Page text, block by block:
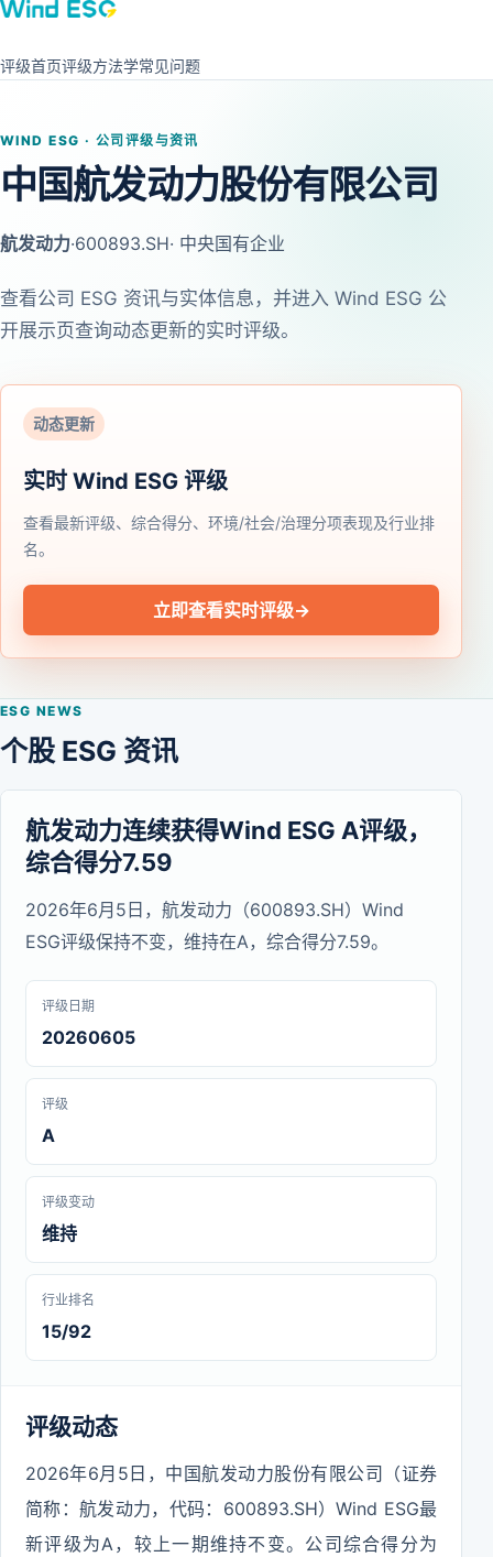
评级首页评级方法学常见问题
WIND ESG · 公司评级与资讯
中国航发动力股份有限公司
航发动力·600893.SH· 中央国有企业
查看公司 ESG 资讯与实体信息，并进入 Wind ESG 公
开展示页查询动态更新的实时评级。
动态更新
实时 Wind ESG 评级
查看最新评级、综合得分、环境/社会/治理分项表现及行业排
名。
立即查看实时评级→
ESG NEWS
个股 ESG 资讯
航发动力连续获得Wind ESG A评级，
综合得分7.59
2026年6月5日，航发动力（600893.SH）Wind
ESG评级保持不变，维持在A，综合得分7.59。
评级日期
20260605
评级
A
评级变动
维持
行业排名
15/92
评级动态
2026年6月5日，中国航发动力股份有限公司（证券
简称：航发动力，代码：600893.SH）Wind ESG最
新评级为A，较上一期维持不变。公司综合得分为